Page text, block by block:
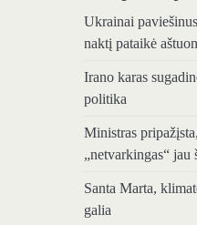
Ukrainai
naktį pataikė
Irano karas
politika
Ministras
„netvarkingas“ jau
Santa Marta,
galia